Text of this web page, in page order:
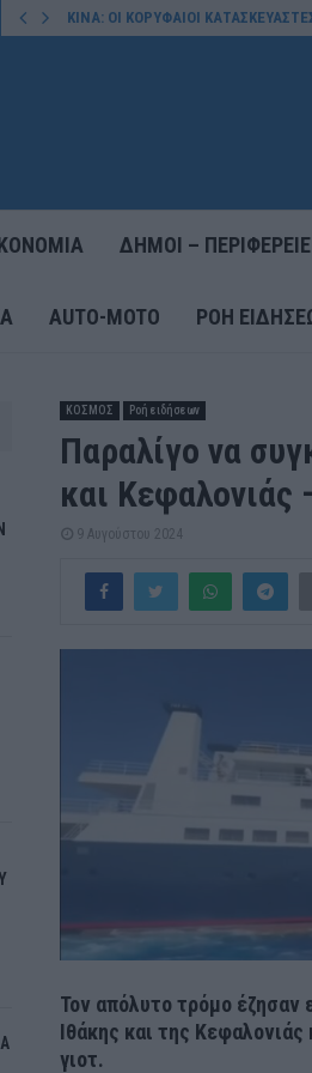
ΚΙΝΑ: ΟΙ ΚΟΡΥΦΑΙΟΙ
ΔΗΜΟΙ –
AUTO-MOTO ΡΟΉ
ΚΟΣΜΟΣ Ροή ειδήσεων
Παραλίγο να
και Κεφαλονιάς
9 Αυγούστου 2024
Τον απόλυτο τρόμο έζησαν
Ιθάκης και της
γιοτ.